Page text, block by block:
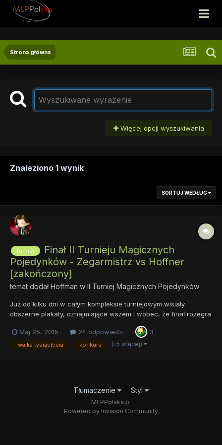
Strona główna
Więcej opcji wyszukiwania
Znaleziono 1 wynik
SORTUJ WEDŁUG
turniej
Finał II Turnieju Magicznych
Pojedynków - Zegarmistrz vs Hoffner
[zakończony]
temat dodałHoffman w II Turniej Magicznych Pojedynków
Już od kilku dni w całym kompleksie turniejowym wisiały
obszerne plakaty, oznajmiające wszem i wobec, że finał rozegra
dzisiejszego pięknego dnia do przybytku przybyły istne tłumy,
zachęcone tym bardziej, że karczmarz nie podniósł cen.
Maj 25, 2015 24 odpowiedzi 3
walka tysiąclecia konkurs (i 5 więcej)
Tłumaczenie Styl
MLPPolska.pl
Powered by Invision Community